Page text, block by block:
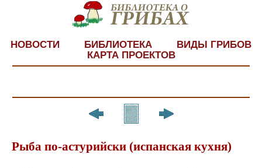
НОВОСТИ БИБЛИОТЕКА
ВИДЫ ГРИБОВ
КАРТА ПРОЕКТОВ
Рыба по-астурийски (испанская кухня)